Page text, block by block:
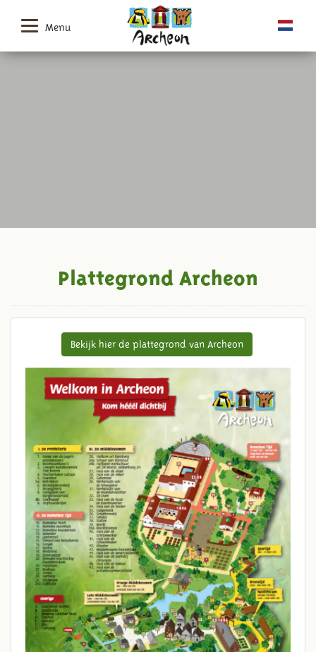
Menu
PLATTEGROND ARCHEON
Plattegrond Archeon
Bekijk hier de plattegrond van Archeon